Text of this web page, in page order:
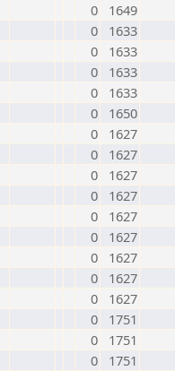
0
1649
0
1633
0
1633
0
1633
0
1633
0
1650
0
1627
0
1627
0
1627
0
1627
0
1627
0
1627
0
1627
0
1627
0
1627
0
1751
0
1751
0
1751